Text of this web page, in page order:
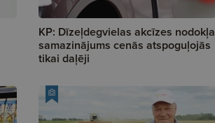
KP: Dīzeļdegvielas akcīzes nodokļa
samazinājums cenās atspoguļojās
tikai daļēji